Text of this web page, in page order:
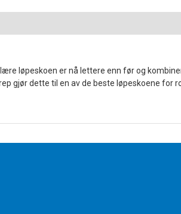
løpeskoen er nå lettere enn før og
gjør dette til en av de beste løpeskoene for